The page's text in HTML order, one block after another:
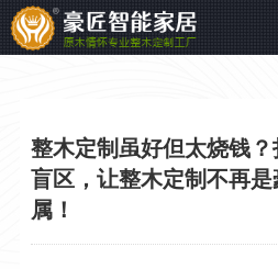
排屋 别墅
Whole wood products
整木定制虽好但太烧钱
盲区，让整木定制不再
属！